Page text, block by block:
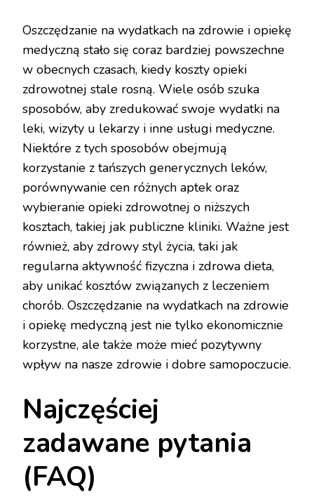
Oszczędzanie na wydatkach na zdrowie i opiekę
medyczną stało się coraz bardziej powszechne
w obecnych czasach, kiedy koszty opieki
zdrowotnej stale rosną. Wiele osób szuka
sposobów, aby zredukować swoje wydatki na
leki, wizyty u lekarzy i inne usługi medyczne.
Niektóre z tych sposobów obejmują
korzystanie z tańszych generycznych leków,
porównywanie cen różnych aptek oraz
wybieranie opieki zdrowotnej o niższych
kosztach, takiej jak publiczne kliniki. Ważne jest
również, aby zdrowy styl życia, taki jak
regularna aktywność fizyczna i zdrowa dieta,
aby unikać kosztów związanych z leczeniem
chorób. Oszczędzanie na wydatkach na zdrowie
i opiekę medyczną jest nie tylko ekonomicznie
korzystne, ale także może mieć pozytywny
wpływ na nasze zdrowie i dobre samopoczucie.
Najczęściej
zadawane pytania
(FAQ)